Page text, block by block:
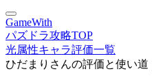
GameWith
パズドラ攻略TOP
光属性キャラ評価一覧
ひだまりさんの評価と使い